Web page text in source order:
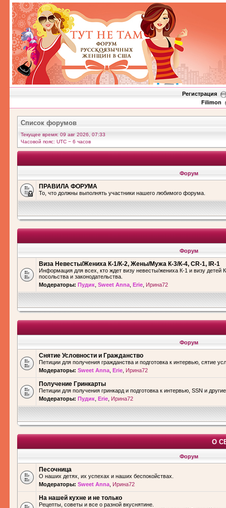
Регистрация
Filimon
Список форумов
Текущее время: 09 авг 2026, 07:33
Часовой пояс: UTC − 6 часов
Форум
ПРАВИЛА ФОРУМА
То, что должны выполнять участники нашего любимого форума.
Форум
Виза Невесты/Жениха К-1/К-2, Жены/Мужа К-3/К-4, CR-1, IR-1
Информация для всех, кто ждет визу невесты/жениха К-1 и визу
посольства и законодательства.
Модераторы: Пудик Sweet Anna Erie Ирина72
Форум
Снятие Условности и Гражданство
Петиции для получения гражданства и подготовка к интервью, сятие
Модераторы: Sweet Anna Erie Ирина72
Получение Гринкарты
Петиции для получения гринкард и подготовка к интервью, SSN и
Модераторы: Пудик Erie Ирина72
О
Форум
Песочница
О наших детях, их успехах и наших беспокойствах.
Модераторы: Sweet Anna Ирина72
На нашей кухне и не только
Рецепты, советы и все о разной вкуснятине.